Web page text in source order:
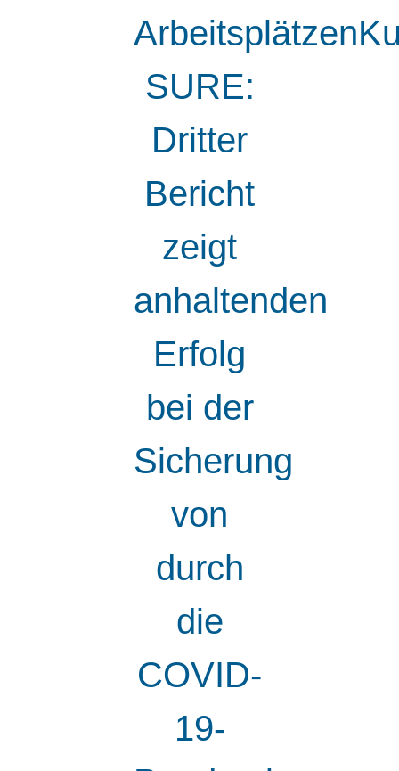
SURE:
Dritter
Bericht
zeigt
anhaltenden
Erfolg
bei der
Sicherung
von
durch
die
COVID-
19-